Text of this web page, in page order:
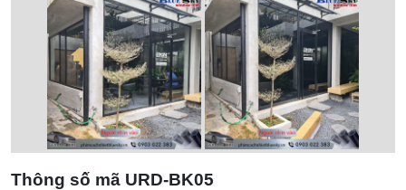
Thông số mã URD-BK05